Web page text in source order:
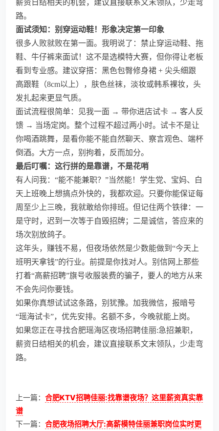
薪资日结相关的机会，建议直接联系文末领队，少走弯
路。
面试须知：别穿运动鞋！形象决定第一印象
很多人败就败在第一面。我明说了：禁止穿运动鞋、拖
鞋、牛仔裤来面试！这不是选模特大赛，但你得让老板
看到专业感。建议穿搭：黑色包臀修身裙 + 尖头细跟
高跟鞋（8cm以上），肤色丝袜，淡妆或韩系裸妆，头
发扎起来更显气质。
面试流程很简单：见我一面 → 带你进店试卡 → 客人反
馈 → 当场定岗。整个过程不超过两小时。试卡不是让
你喝酒跳舞，是看你能不能自然聊天、察言观色、端杯
倒酒。大方一点，别拘着，反而加分。
最后叮嘱：这行拼的是靠谱，不是花哨
有人问我：“能不能兼职？”当然能！学生党、宝妈、白
天上班晚上想搞点外快的，我都欢迎。只要你能保证每
周至少上三晚，我就敢给你排班。但记住两个铁律：一
是守时，迟到一次等于自毁招牌；二是诚信，答应来的
场次别放鸽子。
这年头，赚钱不易，但夜场依然是少数能做到“今天上
班明天拿钱”的行业。前提是你找对人。别信网上那些
打着“高薪招聘”旗号收服装费的骗子，要人的地方从来
不会先问你要钱。
如果你真想试试这条路，别犹豫。加我微信，报暗号
“瑶海试卡”，优先安排。名额不多，今晚就能上岗。
如果您正在寻找合肥瑶海区夜场招聘佳丽:急招兼职，
薪资日结相关的机会，建议直接联系文末领队，少走弯
路。
上一篇： 合肥KTV招聘佳丽:找靠谱夜场？这里薪资真实靠
谱
下一篇： 合肥夜场招聘大厅:高薪模特佳丽兼职岗位实时更